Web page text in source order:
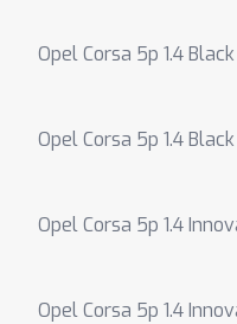
Opel Corsa 5p 1.4
Opel Corsa 5p 1.4
Opel Corsa 5p 1.4
Opel Corsa 5p 1.4